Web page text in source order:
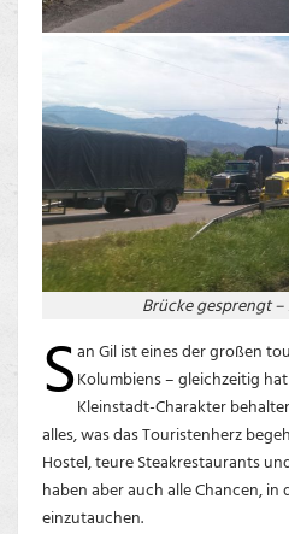
Brücke gesprengt
San Gil ist eines der großen
Kolumbiens – gleichzeitig
Kleinstadt-Charakter
alles, was das Touristenherz
Hostel, teure Steakrestaurants
haben aber auch alle Chancen,
einzutauchen.